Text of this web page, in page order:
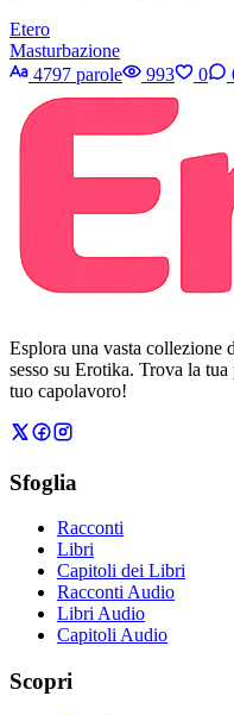
Etero
Masturbazione
4797 parole
993 0
Esplora una vasta collezione
sesso su Erotika. Trova la
tuo capolavoro!
Sfoglia
Racconti
Libri
Capitoli dei Libri
Racconti Audio
Libri Audio
Capitoli Audio
Scopri